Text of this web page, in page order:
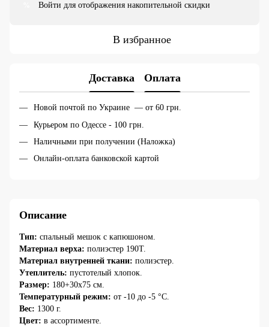
Войти для отображения накопительной скидки
В избранное
Доставка Оплата
Новой почтой по Украине — от 60 грн.
Курьером по Одессе - 100 грн.
Наличными при получении (Наложка)
Онлайн-оплата банковской картой
Описание
Тип: спальный мешок с капюшоном.
Материал верха: полиэстер 190T.
Материал внутренней ткани: полиэстер.
Утеплитель: пустотелый хлопок.
Размер: 180+30х75 см.
Температурный режим: от -10 до -5 °C.
Вес: 1300 г.
Цвет: в ассортименте.